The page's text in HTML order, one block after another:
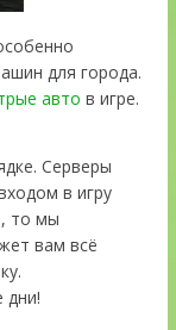
для города.
авто в игре.
Серверы
в игру
то мы
вам всё
дни!